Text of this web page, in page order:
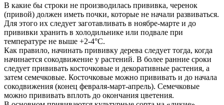
В какие бы строки не производилась прививка, черенок
(привой) должен иметь почки, которые не начали развиваться.
Для этого их следует заготавливать в ноябре-марте и до
прививки хранить в холодильнике или подвале при
температуре не выше +2-4°С.
Как правило, начинать прививку дерева следует тогда, когда
начинается сокодвижение у растений. В более ранние сроки
следует прививать косточковые и декоративные растения, а
затем семечковые. Косточковые можно прививать и до начала
сокодвижения (конец февраля-март-апрель). Семечковые
можно прививать вплоть до окончания цветения.